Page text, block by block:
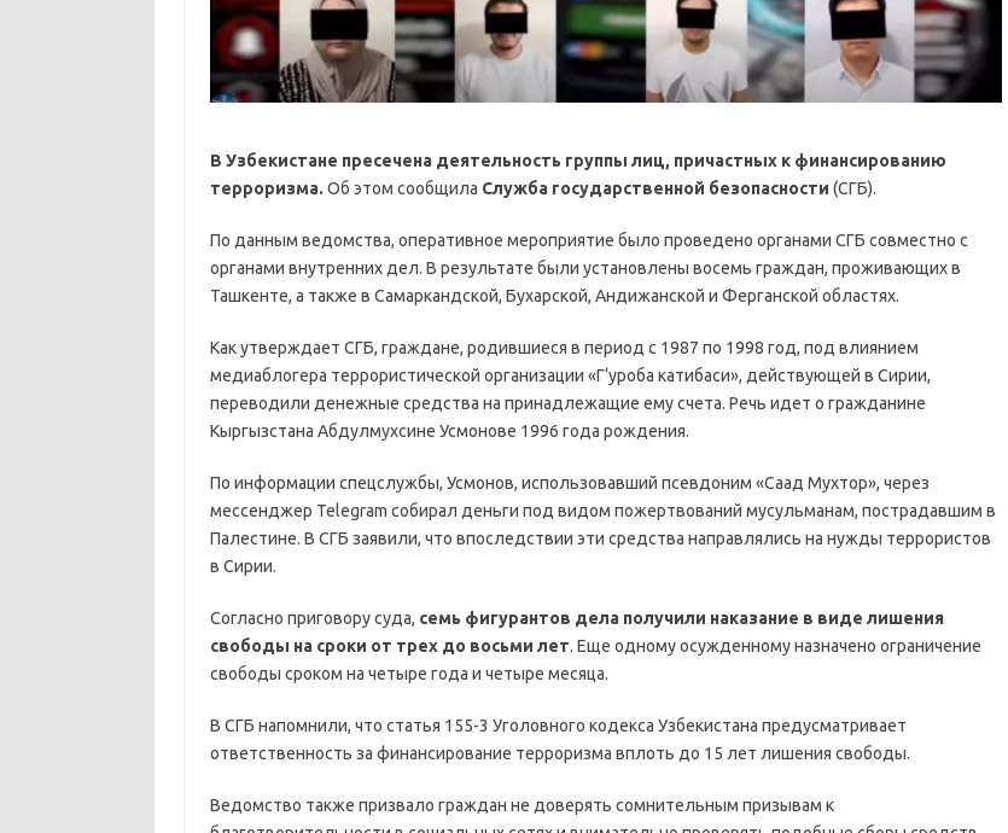
В Узбекистане пресечена деятельность группы лиц, причастных к финансированию
терроризма. Об этом сообщила Служба государственной безопасности (СГБ).
По данным ведомства, оперативное мероприятие было проведено органами СГБ совместно с
органами внутренних дел. В результате были установлены восемь граждан, проживающих в
Ташкенте, а также в Самаркандской, Бухарской, Андижанской и Ферганской областях.
Как утверждает СГБ, граждане, родившиеся в период с 1987 по 1998 год, под влиянием
медиаблогера террористической организации «Г‘уроба катибаси», действующей в Сирии,
переводили денежные средства на принадлежащие ему счета. Речь идет о гражданине
Кыргызстана Абдулмухсине Усмонове 1996 года рождения.
По информации спецслужбы, Усмонов, использовавший псевдоним «Саад Мухтор», через
мессенджер Telegram собирал деньги под видом пожертвований мусульманам, пострадавшим в
Палестине. В СГБ заявили, что впоследствии эти средства направлялись на нужды террористов
в Сирии.
Согласно приговору суда, семь фигурантов дела получили наказание в виде лишения
свободы на сроки от трех до восьми лет. Еще одному осужденному назначено ограничение
свободы сроком на четыре года и четыре месяца.
В СГБ напомнили, что статья 155-3 Уголовного кодекса Узбекистана предусматривает
ответственность за финансирование терроризма вплоть до 15 лет лишения свободы.
Ведомство также призвало граждан не доверять сомнительным призывам к